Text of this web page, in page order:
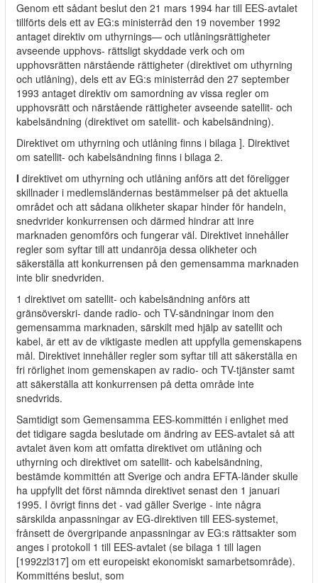
Genom ett sådant beslut den 21 mars 1994 har till EES-avtalet
tillförts dels ett av EG:s ministerråd den 19 november 1992
antaget direktiv om uthyrnings— och utlåningsrättigheter
avseende upphovs- rättsligt skyddade verk och om
upphovsrätten närstående rättigheter (direktivet om uthyrning
och utlåning), dels ett av EG:s ministerråd den 27 september
1993 antaget direktiv om samordning av vissa regler om
upphovsrätt och närstående rättigheter avseende satellit- och
kabelsändning (direktivet om satellit- och kabelsändning).
Direktivet om uthyrning och utlåning finns i bilaga ]. Direktivet
om satellit- och kabelsändning finns i bilaga 2.
I direktivet om uthyrning och utlåning anförs att det föreligger
skillnader i medlemsländernas bestämmelser på det aktuella
området och att sådana olikheter skapar hinder för handeln,
snedvrider konkurrensen och därmed hindrar att inre
marknaden genomförs och fungerar väl. Direktivet innehåller
regler som syftar till att undanröja dessa olikheter och
säkerställa att konkurrensen på den gemensamma marknaden
inte blir snedvriden.
1 direktivet om satellit- och kabelsändning anförs att
gränsöverskri- dande radio- och TV-sändningar inom den
gemensamma marknaden, särskilt med hjälp av satellit och
kabel, är ett av de viktigaste medlen att uppfylla gemenskapens
mål. Direktivet innehåller regler som syftar till att säkerställa en
fri rörlighet inom gemenskapen av radio- och TV-tjänster samt
att säkerställa att konkurrensen på detta område inte
snedvrids.
Samtidigt som Gemensamma EES-kommittén i enlighet med
det tidigare sagda beslutade om ändring av EES-avtalet så att
avtalet även kom att omfatta direktivet om utlåning och
uthyrning och direktivet om satellit- och kabelsändning,
bestämde kommittén att Sverige och andra EFTA-länder skulle
ha uppfyllt det först nämnda direktivet senast den 1 januari
1995. I övrigt finns det - vad gäller Sverige - inte några
särskilda anpassningar av EG-direktiven till EES-systemet,
frånsett de övergripande anpassningar av EG:s rättsakter som
anges i protokoll 1 till EES-avtalet (se bilaga 1 till lagen
[1992zl317] om ett europeiskt ekonomiskt samarbetsområde).
Kommitténs beslut, som